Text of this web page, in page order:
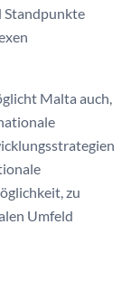
Standpunkte
Malta auch,
zu
Umfeld